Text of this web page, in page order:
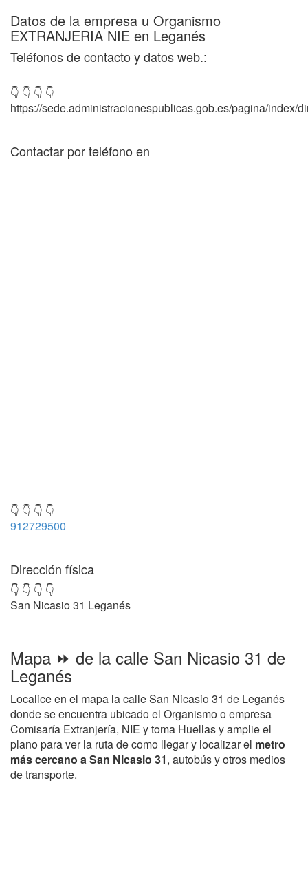
Datos de la empresa u Organismo
EXTRANJERIA NIE en Leganés
Teléfonos de contacto y datos web.:
👇 👇 👇 👇
https://sede.administracionespublicas.gob.es/pagina/index/
Contactar por teléfono en
👇 👇 👇 👇
912729500
Dirección física
👇 👇 👇 👇
San Nicasio 31 Leganés
Mapa ⏩ de la calle San Nicasio 31 de
Leganés
Localice en el mapa la calle San Nicasio 31 de Leganés
donde se encuentra ubicado el Organismo o empresa
Comisaría Extranjería, NIE y toma Huellas y amplie el
plano para ver la ruta de como llegar y localizar el metro
más cercano a San Nicasio 31, autobús y otros medios
de transporte.